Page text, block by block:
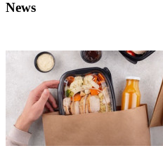
News